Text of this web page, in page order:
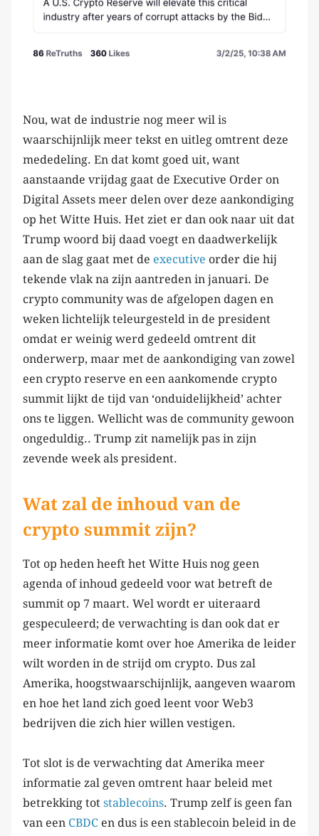
Nou, wat de industrie nog meer wil is
waarschijnlijk meer tekst en uitleg omtrent deze
mededeling. En dat komt goed uit, want
aanstaande vrijdag gaat de Executive Order on
Digital Assets meer delen over deze aankondiging
op het Witte Huis. Het ziet er dan ook naar uit dat
Trump woord bij daad voegt en daadwerkelijk
aan de slag gaat met de executive order die hij
tekende vlak na zijn aantreden in januari. De
crypto community was de afgelopen dagen en
weken lichtelijk teleurgesteld in de president
omdat er weinig werd gedeeld omtrent dit
onderwerp, maar met de aankondiging van zowel
een crypto reserve en een aankomende crypto
summit lijkt de tijd van ‘onduidelijkheid’ achter
ons te liggen. Wellicht was de community gewoon
ongeduldig.. Trump zit namelijk pas in zijn
zevende week als president.
Wat zal de inhoud van de
crypto summit zijn?
Tot op heden heeft het Witte Huis nog geen
agenda of inhoud gedeeld voor wat betreft de
summit op 7 maart. Wel wordt er uiteraard
gespeculeerd; de verwachting is dan ook dat er
meer informatie komt over hoe Amerika de leider
wilt worden in de strijd om crypto. Dus zal
Amerika, hoogstwaarschijnlijk, aangeven waarom
en hoe het land zich goed leent voor Web3
bedrijven die zich hier willen vestigen.
Tot slot is de verwachting dat Amerika meer
informatie zal geven omtrent haar beleid met
betrekking tot stablecoins. Trump zelf is geen fan
van een CBDC en dus is een stablecoin beleid in de